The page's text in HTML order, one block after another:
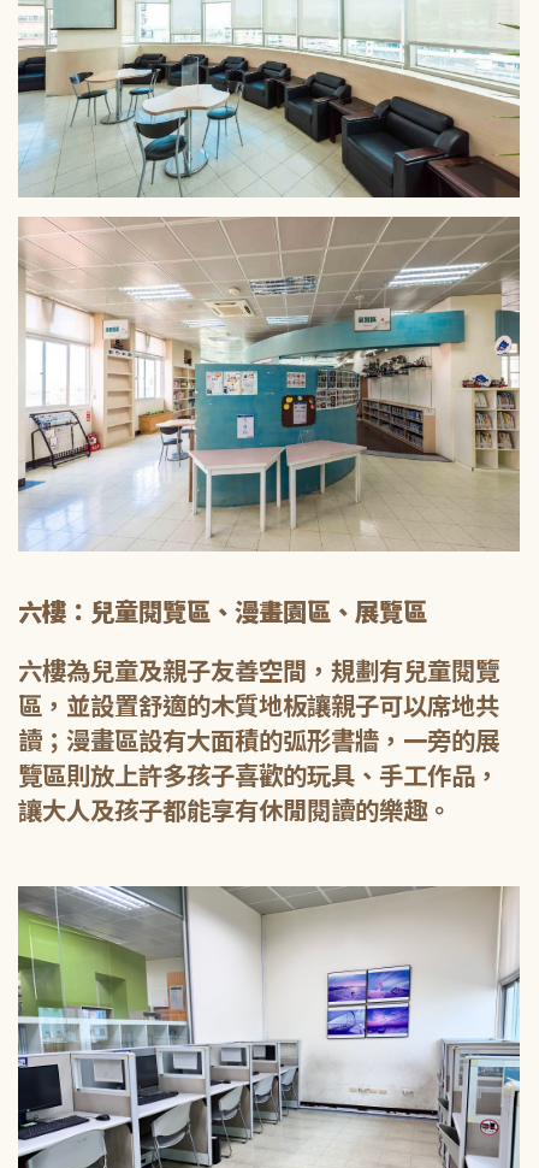
六樓：兒童閱覽區、漫畫園區、展覽區
六樓為兒童及親子友善空間，規劃有兒童閱覽
區，並設置舒適的木質地板讓親子可以席地共
讀；漫畫區設有大面積的弧形書牆，一旁的展
覽區則放上許多孩子喜歡的玩具、手工作品，
讓大人及孩子都能享有休閒閱讀的樂趣。